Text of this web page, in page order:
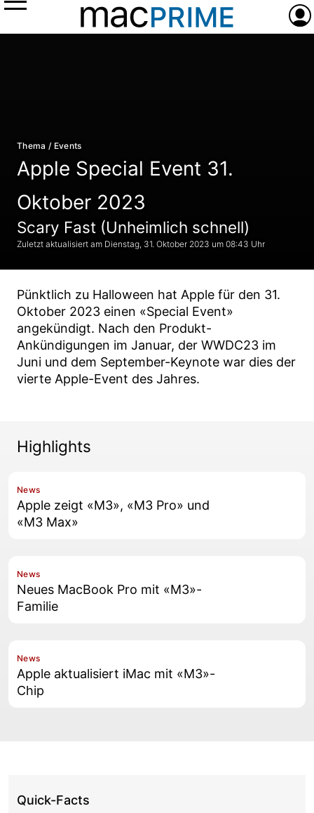
Menü
Thema / Events
Apple Special Event 31.
Oktober 2023
Scary Fast (Unheimlich schnell)
Dienstag, 31. Oktober 2023 um 08:43 Uhr
Pünktlich zu Halloween hat Apple für den 31.
Oktober 2023 einen «Special Event»
angekündigt. Nach den Produkt-
Ankündigungen im Januar, der WWDC23 im
Juni und dem September-Keynote war dies der
vierte Apple-Event des Jahres.
Highlights
News
Apple zeigt «M3», «M3 Pro» und
«M3 Max»
News
Neues MacBook Pro mit «M3»-
Familie
News
Apple aktualisiert iMac mit «M3»-
Chip
Quick-Facts